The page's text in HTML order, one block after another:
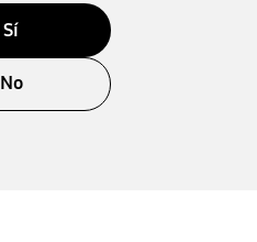
Sí
No